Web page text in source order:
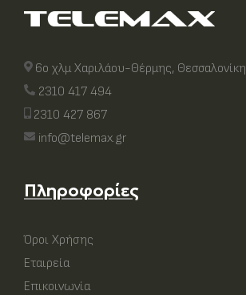
6ο χλμ Χαριλάου-Θέρμης, Θεσσαλονίκη
2310 417 494
2310 427 867
info@telemax.gr
Πληροφορίες
Όροι Χρήσης
Εταιρεία
Επικοινωνία